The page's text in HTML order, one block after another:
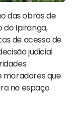
das obras de
do Ipiranga,
de acesso de
judicial
moradores que
no espaço